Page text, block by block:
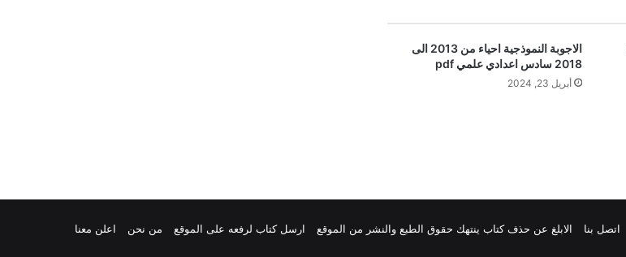
الاجوبة النموذجية احياء من 2013 الى
2018 سادس اعدادي علمي pdf
أبريل 23, 2024
اتصل بنا الابلغ عن حذف كتاب ينتهك حقوق الطبع والنشر من الموقع ارسل كتاب لرفعه على الموقع من نحن اعلن معنا